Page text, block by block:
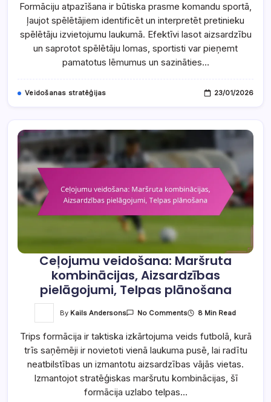
Aizsardzības
Spēlētāju
Pielāgojumi,
Komunikācija
Formāciju atpazīšana ir būtiska prasme komandu sportā,
ļaujot spēlētājiem identificēt un interpretēt pretinieku
spēlētāju izvietojumu laukumā. Efektīvi lasot aizsardzību
un saprotot spēlētāju lomas, sportisti var pieņemt
pamatotus lēmumus un sazināties…
Veidošanas stratēģijas 23/01/2026
Ceļojumu veidošana: Maršruta
kombinācijas, Aizsardzības
pielāgojumi, Telpas plānošana
By Kails Andersons No CommentsOn
Maršruta
Kombinācijas,
Aizsardzības
Pielāgojumi,
Telpas
Plānošana
8 Min Read
Trips formācija ir taktiska izkārtojuma veids futbolā, kurā
trīs saņēmēji ir novietoti vienā laukuma pusē, lai radītu
neatbilstības un izmantotu aizsardzības vājās vietas.
Izmantojot stratēģiskas maršrutu kombinācijas, šī
formācija uzlabo telpas…